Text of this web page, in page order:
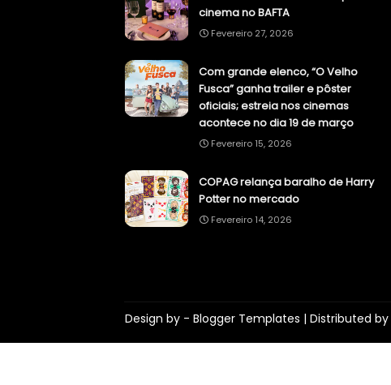
cinema no BAFTA
Fevereiro 27, 2026
Com grande elenco, “O Velho
Fusca” ganha trailer e pôster
oficiais; estreia nos cinemas
acontece no dia 19 de março
Fevereiro 15, 2026
COPAG relança baralho de Harry
Potter no mercado
Fevereiro 14, 2026
Design by - Blogger Templates | Distributed by